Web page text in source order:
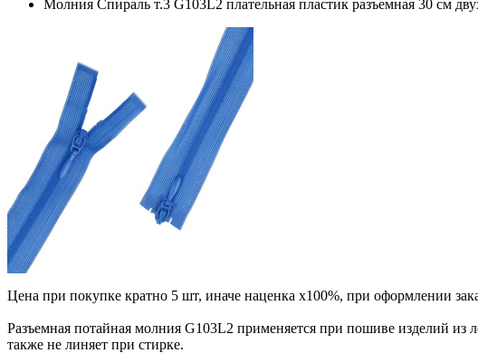
Молния Спираль т.3 G103L2 плательная пластик разъемная 30 см
Цена при покупке кратно 5 шт, иначе наценка х100%, при оформлении
Разъемная потайная молния G103L2 применяется при пошиве изделий из
также не линяет при стирке.